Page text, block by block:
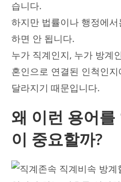
습니다.
하지만 법률이나 행정에
하면 안 됩니다.
누가 직계인지, 누가 방계
혼인으로 연결된 인척인
달라지기 때문입니다.
왜 이런 용어를
이 중요할까?